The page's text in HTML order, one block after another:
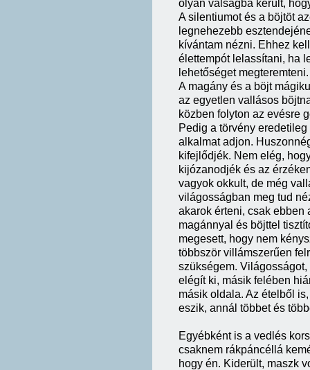
olyan válságba került,
A silentiumot és a böjtöt
legnehezebb
kívántam nézni. Ehhez
élettempót lelassítani, ha
lehetőséget megteremteni.
A magány és a böjt
az egyetlen vallásos
közben folyton az evésre
Pedig a törvény
alkalmat adjon.
kifejlődjék. Nem elég,
kijózanodjék és az
vagyok okkult, de még
világosságban meg tud
akarok érteni, csak ebben
magánnyal és böjttel
megesett, hogy nem
többször villámszerűen
szükségem.
elégít ki, másik felében
másik oldala. Az ételből
eszik, annál többet és
Egyébként is a vedlés
csaknem rákpáncéllá
hogy én. Kiderült, maszk